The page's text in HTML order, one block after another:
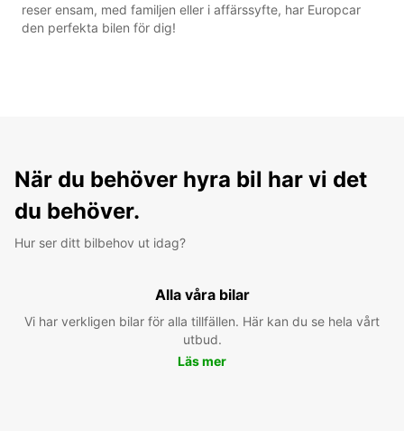
reser ensam, med familjen eller i affärssyfte, har Europcar
den perfekta bilen för dig!
När du behöver hyra bil har vi det
du behöver.
Hur ser ditt bilbehov ut idag?
Alla våra bilar
Vi har verkligen bilar för alla tillfällen. Här kan du se hela vårt
utbud.
Läs mer